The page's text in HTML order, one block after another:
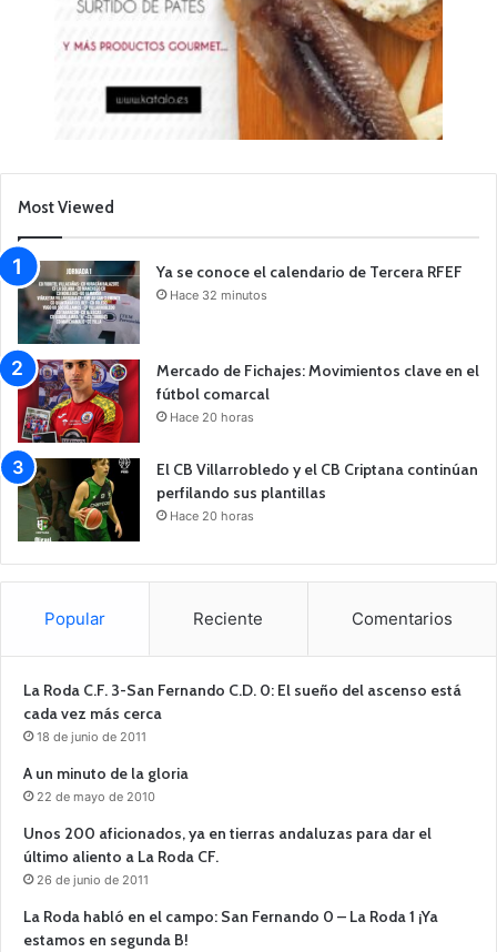
Most Viewed
Ya se conoce el calendario de Tercera RFEF
Hace 32 minutos
Mercado de Fichajes: Movimientos clave en el
fútbol comarcal
Hace 20 horas
El CB Villarrobledo y el CB Criptana continúan
perfilando sus plantillas
Hace 20 horas
Popular Reciente Comentarios
La Roda C.F. 3-San Fernando C.D. 0: El sueño del ascenso está
cada vez más cerca
18 de junio de 2011
A un minuto de la gloria
22 de mayo de 2010
Unos 200 aficionados, ya en tierras andaluzas para dar el
último aliento a La Roda CF.
26 de junio de 2011
La Roda habló en el campo: San Fernando 0 – La Roda 1 ¡Ya
estamos en segunda B!